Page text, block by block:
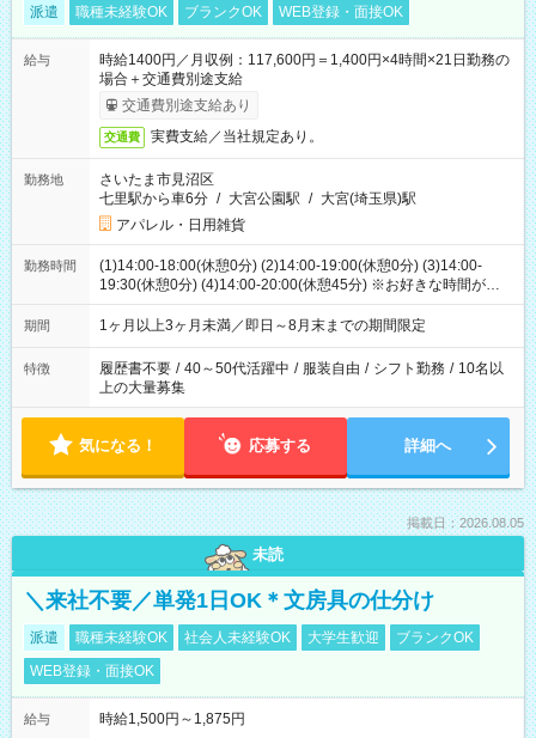
派遣 職種未経験OK ブランクOK WEB登録・面接OK
給与
時給1400円／月収例：117,600円＝1,400円×4時間×21日勤務の
場合＋交通費別途支給
交通費別途支給あり
交通費 実費支給／当社規定あり。
勤務地
さいたま市見沼区
七里駅から車6分 / 大宮公園駅 / 大宮(埼玉県)駅
アパレル・日用雑貨
勤務時間
(1)14:00-18:00(休憩0分) (2)14:00-19:00(休憩0分) (3)14:00-
19:30(休憩0分) (4)14:00-20:00(休憩45分) ※お好きな時間が選べ
ます
期間 1ヶ月以上3ヶ月未満／即日～8月末までの期間限定
特徴 履歴書不要 / 40～50代活躍中 / 服装自由 / シフト勤務 / 10名以
上の大量募集
気になる！ 応募する 詳細へ
掲載日：2026.08.05
未読
＼来社不要／単発1日OK＊文房具の仕分け
派遣 職種未経験OK 社会人未経験OK 大学生歓迎
ブランクOK
WEB登録・面接OK
給与 時給1,500円～1,875円